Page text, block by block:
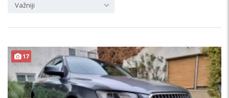
Važniji
17